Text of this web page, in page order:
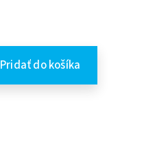
Pridať do košíka